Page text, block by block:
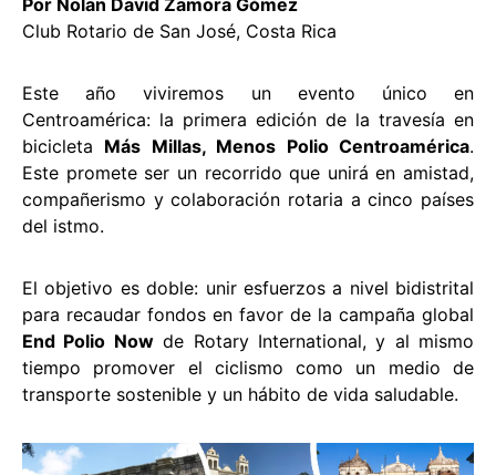
Club Rotario de San José, Costa Rica
Este año viviremos un evento único en
Centroamérica: la primera edición de la travesía en
bicicleta Más Millas, Menos Polio Centroamérica.
Este promete ser un recorrido que unirá en amistad,
compañerismo y colaboración rotaria a cinco países
del istmo.
El objetivo es doble: unir esfuerzos a nivel bidistrital
para recaudar fondos en favor de la campaña global
End Polio Nowde Rotary International, y al mismo
tiempo promover el ciclismo como un medio de
transporte sostenible y un hábito de vida saludable.